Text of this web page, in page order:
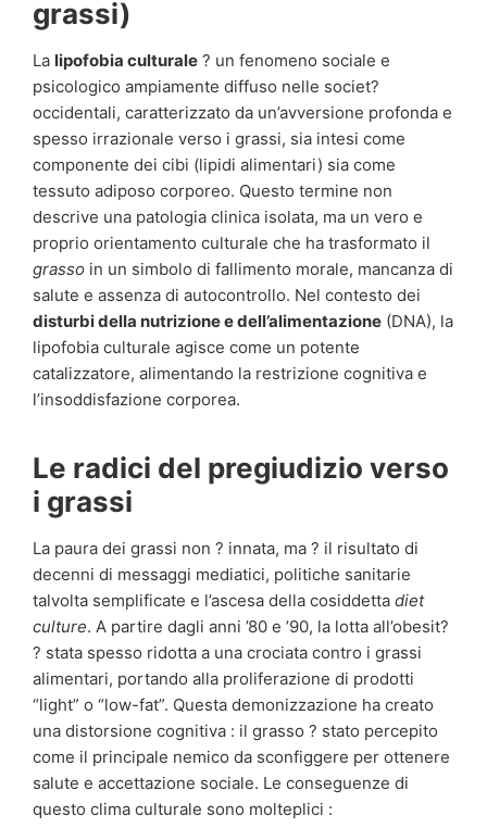
grassi)
La lipofobia culturale ? un fenomeno sociale e
psicologico ampiamente diffuso nelle societ?
occidentali, caratterizzato da un’avversione profonda e
spesso irrazionale verso i grassi, sia intesi come
componente dei cibi (lipidi alimentari) sia come
tessuto adiposo corporeo. Questo termine non
descrive una patologia clinica isolata, ma un vero e
proprio orientamento culturale che ha trasformato il
grasso in un simbolo di fallimento morale, mancanza di
salute e assenza di autocontrollo. Nel contesto dei
disturbi della nutrizione e dell’alimentazione (DNA), la
lipofobia culturale agisce come un potente
catalizzatore, alimentando la restrizione cognitiva e
l’insoddisfazione corporea.
Le radici del pregiudizio verso
i grassi
La paura dei grassi non ? innata, ma ? il risultato di
decenni di messaggi mediatici, politiche sanitarie
talvolta semplificate e l’ascesa della cosiddetta diet
culture. A partire dagli anni ’80 e ’90, la lotta all’obesit?
? stata spesso ridotta a una crociata contro i grassi
alimentari, portando alla proliferazione di prodotti
“light” o “low-fat”. Questa demonizzazione ha creato
una distorsione cognitiva : il grasso ? stato percepito
come il principale nemico da sconfiggere per ottenere
salute e accettazione sociale. Le conseguenze di
questo clima culturale sono molteplici :